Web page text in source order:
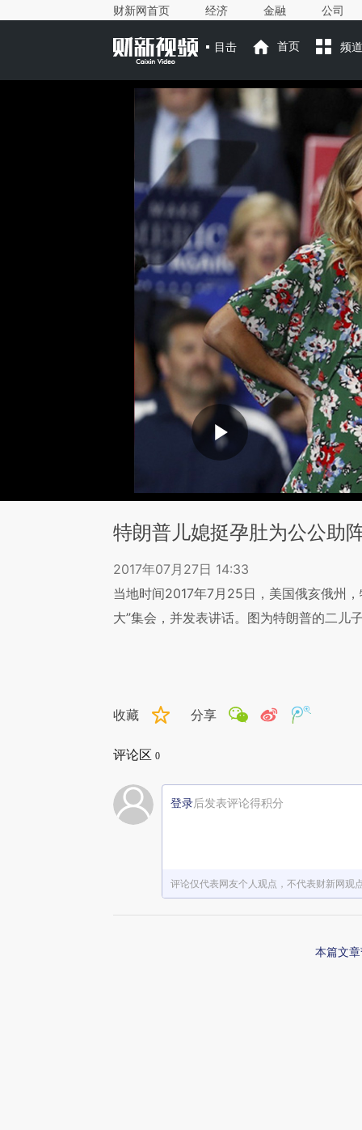
财新网首页 经济 金融 公司
目击 首页 频道
特朗普儿媳挺孕肚为公公助
2017年07月27日 14:33
当地时间2017年7月25日，美国俄亥俄州
大”集会，并发表讲话。图为特朗普的二儿
收藏 分享
评论区 0
登录后发表评论得积分
评论仅代表网友个人观点，不代表财新网观
本篇文